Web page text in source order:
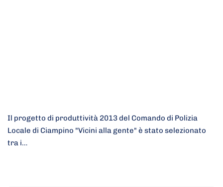
Il progetto di produttività 2013 del Comando di Polizia
Locale di Ciampino "Vicini alla gente" è stato selezionato
tra i…